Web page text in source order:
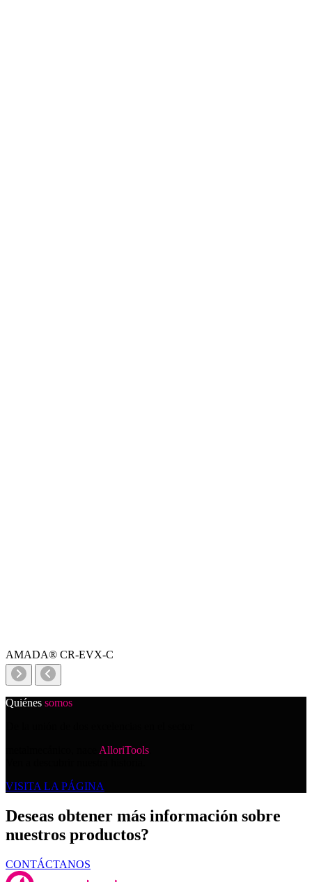
AMADA® CR-EVX-C
Quiénes somos
AlloriTools
VISITA LA PÁGINA
Deseas obtener más información sobre
nuestros productos?
CONTÁCTANOS